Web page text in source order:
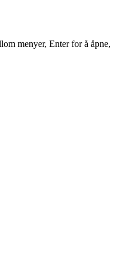
menyer, Enter for å åpne,